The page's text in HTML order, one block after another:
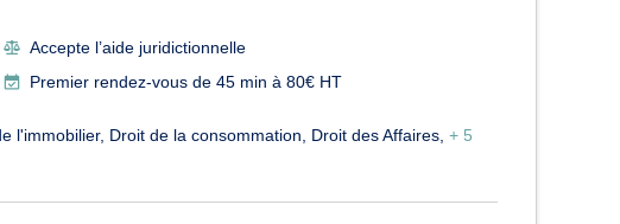
Accepte l’aide juridictionnelle
Premier rendez-vous de 45 min à 80€ HT
l'immobilier Droit de la consommation Droit des Affaires + 5